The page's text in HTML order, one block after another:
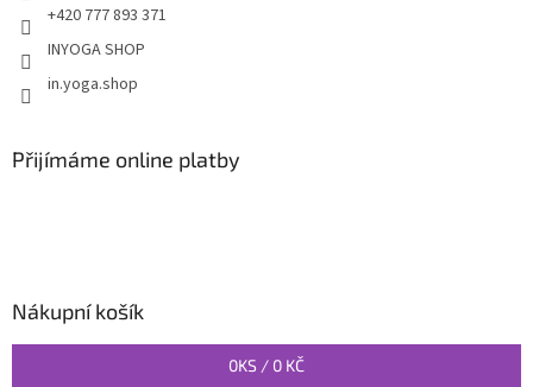
+420 777 893 371
INYOGA SHOP
in.yoga.shop
Přijímáme online platby
Nákupní košík
0KS / 0 KČ